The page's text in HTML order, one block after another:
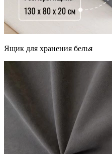
Ящик для хранения белья